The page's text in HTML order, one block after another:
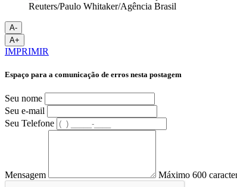
Reuters/Paulo Whitaker/Agência Brasil
A-
A+
IMPRIMIR
Espaço para a comunicação de erros nesta postagem
Seu nome
Seu e-mail
Seu Telefone
Mensagem Máximo 600